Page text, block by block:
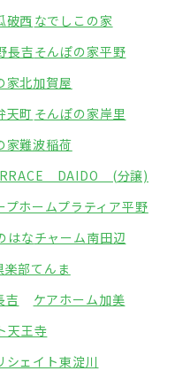
破西なでしこの家
長吉そんぽの家平野
家北加賀屋
天町 そんぽの家岸里
家難波稲荷
DAIDO (分譲)
プホームプラティア平野
はなチャーム南田辺
部てんま
吉
ケアホーム加美
天王寺
シェイト東淀川